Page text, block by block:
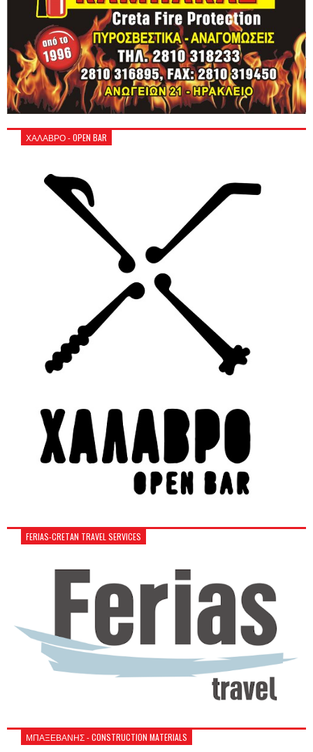
ΧΑΛΑΒΡΟ - OPEN BAR
FERIAS-CRETAN TRAVEL SERVICES
ΜΠΑΞΕΒΑΝΗΣ - CONSTRUCTION MATERIALS